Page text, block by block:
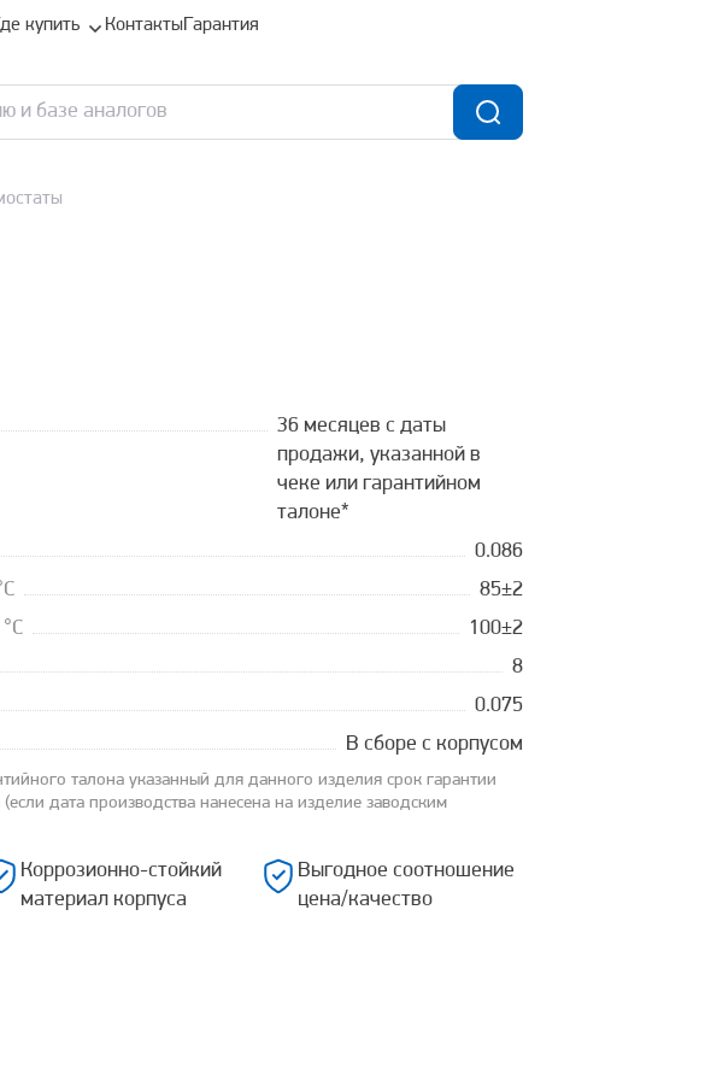
Где купить КонтактыГарантия
36 месяцев с даты
продажи, указанной в
чеке или гарантийном
талоне*
0.086
85±2
100±2
8
0.075
В сборе с корпусом
талона указанный для данного изделия срок гарантии
дата производства нанесена на изделие заводским
Коррозионно-стойкий
материал корпуса
Выгодное соотношение
цена/качество